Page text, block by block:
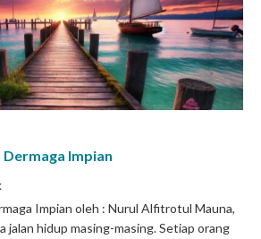
Dermaga Impian
Impian oleh : Nurul Alfitrotul Mauna,
jalan hidup masing-masing. Setiap orang